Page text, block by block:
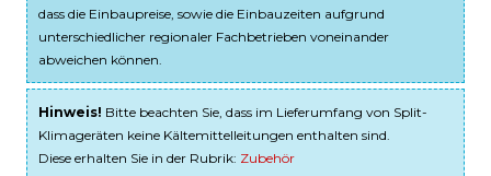
dass die Einbaupreise, sowie die Einbauzeiten aufgrund
unterschiedlicher regionaler Fachbetrieben voneinander
abweichen können.
Hinweis! Bitte beachten Sie, dass im Lieferumfang von Split-
Klimageräten keine Kältemittelleitungen enthalten sind.
Diese erhalten Sie in der Rubrik: Zubehör